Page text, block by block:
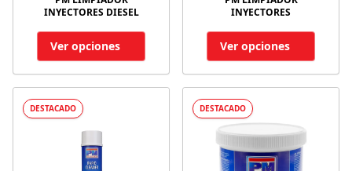
INYECTORES DIESEL
Ver opciones
INYECTORES
Ver opciones
DESTACADO DESTACADO